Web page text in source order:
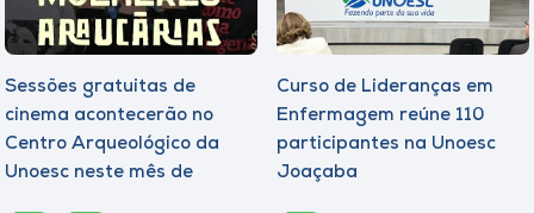
Sessões gratuitas de
cinema acontecerão no
Centro Arqueológico da
Unoesc neste mês de
Curso de Lideranças em
Enfermagem reúne 110
participantes na Unoesc
Joaçaba